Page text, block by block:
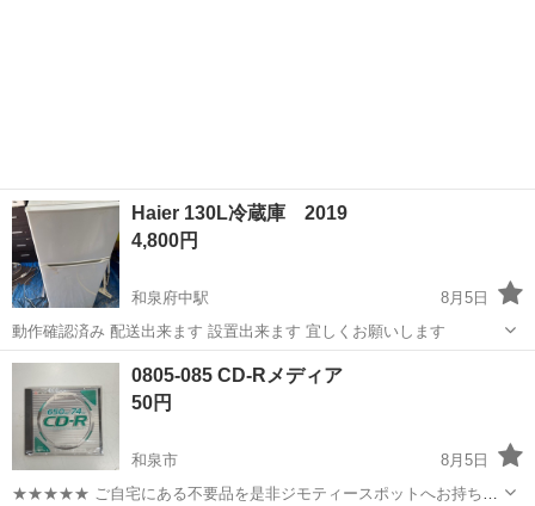
Haier 130L冷蔵庫 2019
4,800円
和泉府中駅
8月5日
動作確認済み 配送出来ます 設置出来ます 宜しくお願いします
大阪 和泉市 キッチン家電
0805-085 CD-Rメディア
50円
和泉市
8月5日
★★★★★ ご自宅にある不要品を是非ジモティースポットへお持ち込